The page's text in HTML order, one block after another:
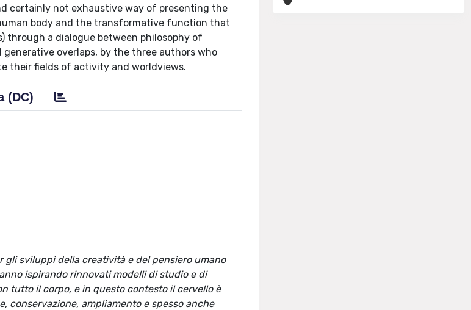
certainly not exhaustive way of presenting the
body and the transformative function that
through a dialogue between philosophy of
overlaps, by the three authors who
their fields of activity and worldviews.
(DC)
gli sviluppi della creatività e del pensiero umano
ispirando rinnovati modelli di studio e di
tutto il corpo, e in questo contesto il cervello è
conservazione, ampliamento e spesso anche